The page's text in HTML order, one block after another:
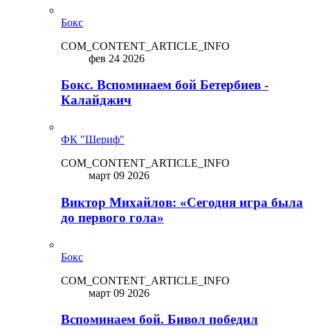
Бокс
COM_CONTENT_ARTICLE_INFO
фев 24 2026
Бокс. Вспоминаем бой Бетербиев -
Калайджич
ФК "Шериф"
COM_CONTENT_ARTICLE_INFO
март 09 2026
Виктор Михайлов: «Сегодня игра была
до первого гола»
Бокс
COM_CONTENT_ARTICLE_INFO
март 09 2026
Вспоминаем бой. Бивол победил